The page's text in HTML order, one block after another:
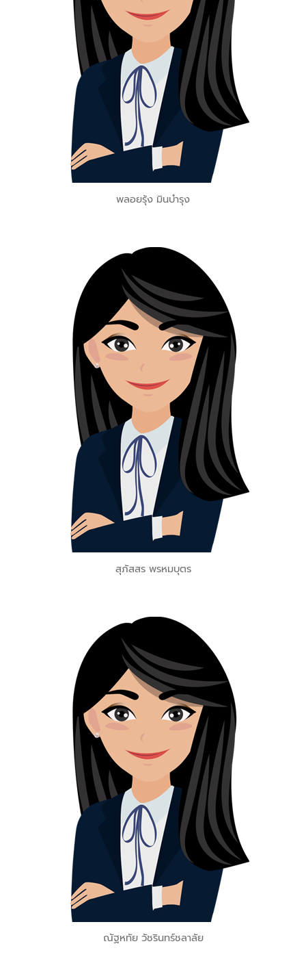
พลอยรุ้ง มินบำรุง
สุภัสสร พรหมบุตร
ณัฐหทัย วัชรินทร์ชลาลัย